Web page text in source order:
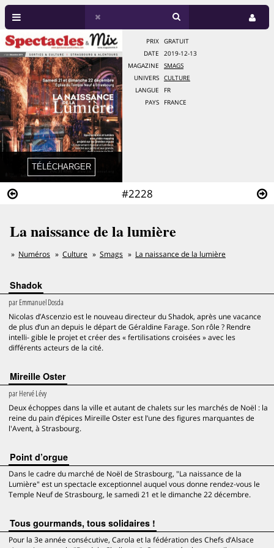
#2228
PRIX
GRATUIT
DATE
2019-12-13
MAGAZINE
SMAGS
UNIVERS
CULTURE
LANGUE
FR
PAYS
FRANCE
La naissance de la lumière
Numéros Culture Smags La naissance de la lumière
Shadok
parEmmanuel Dosda
Nicolas d’Ascenzio est le nouveau directeur du Shadok, après une vacance
de plus d’un an depuis le départ de Géraldine Farage. Son rôle ? Rendre
intelli- gible le projet et créer des « fertilisations croisées » avec les
différents acteurs de la cité.
Mireille Oster
parHervé Lévy
Deux échoppes dans la ville et autant de chalets sur les marchés de Noël : la
reine du pain d’épices Mireille Oster est l’une des figures marquantes de
l'Avent, à Strasbourg.
Point d’orgue
Dans le cadre du marché de Noël de Strasbourg, "La naissance de la
Lumière" est un spectacle exceptionnel auquel vous donne rendez-vous le
Temple Neuf de Strasbourg, le samedi 21 et le dimanche 22 décembre.
Tous gourmands, tous solidaires !
Pour la 3e année consécutive, Carola et la fédération des Chefs d’Alsace